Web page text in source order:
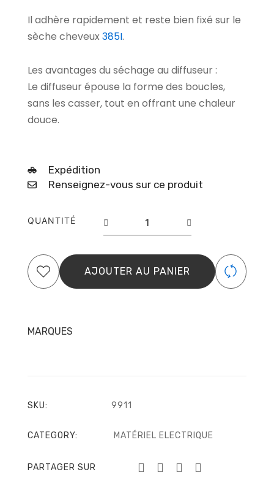
Il adhère rapidement et reste bien fixé sur le
sèche cheveux385I.
Les avantages du séchage au diffuseur :
Le diffuseur épouse la forme des boucles,
sans les casser, tout en offrant une chaleur
douce.
Expédition
Renseignez-vous sur ce produit
QUANTITÉ
SECHOIR
PARLUX
385
AJOUTER AU PANIER
MARQUES
SKU: 9911
CATEGORY: MATÉRIEL ELECTRIQUE
PARTAGER SUR